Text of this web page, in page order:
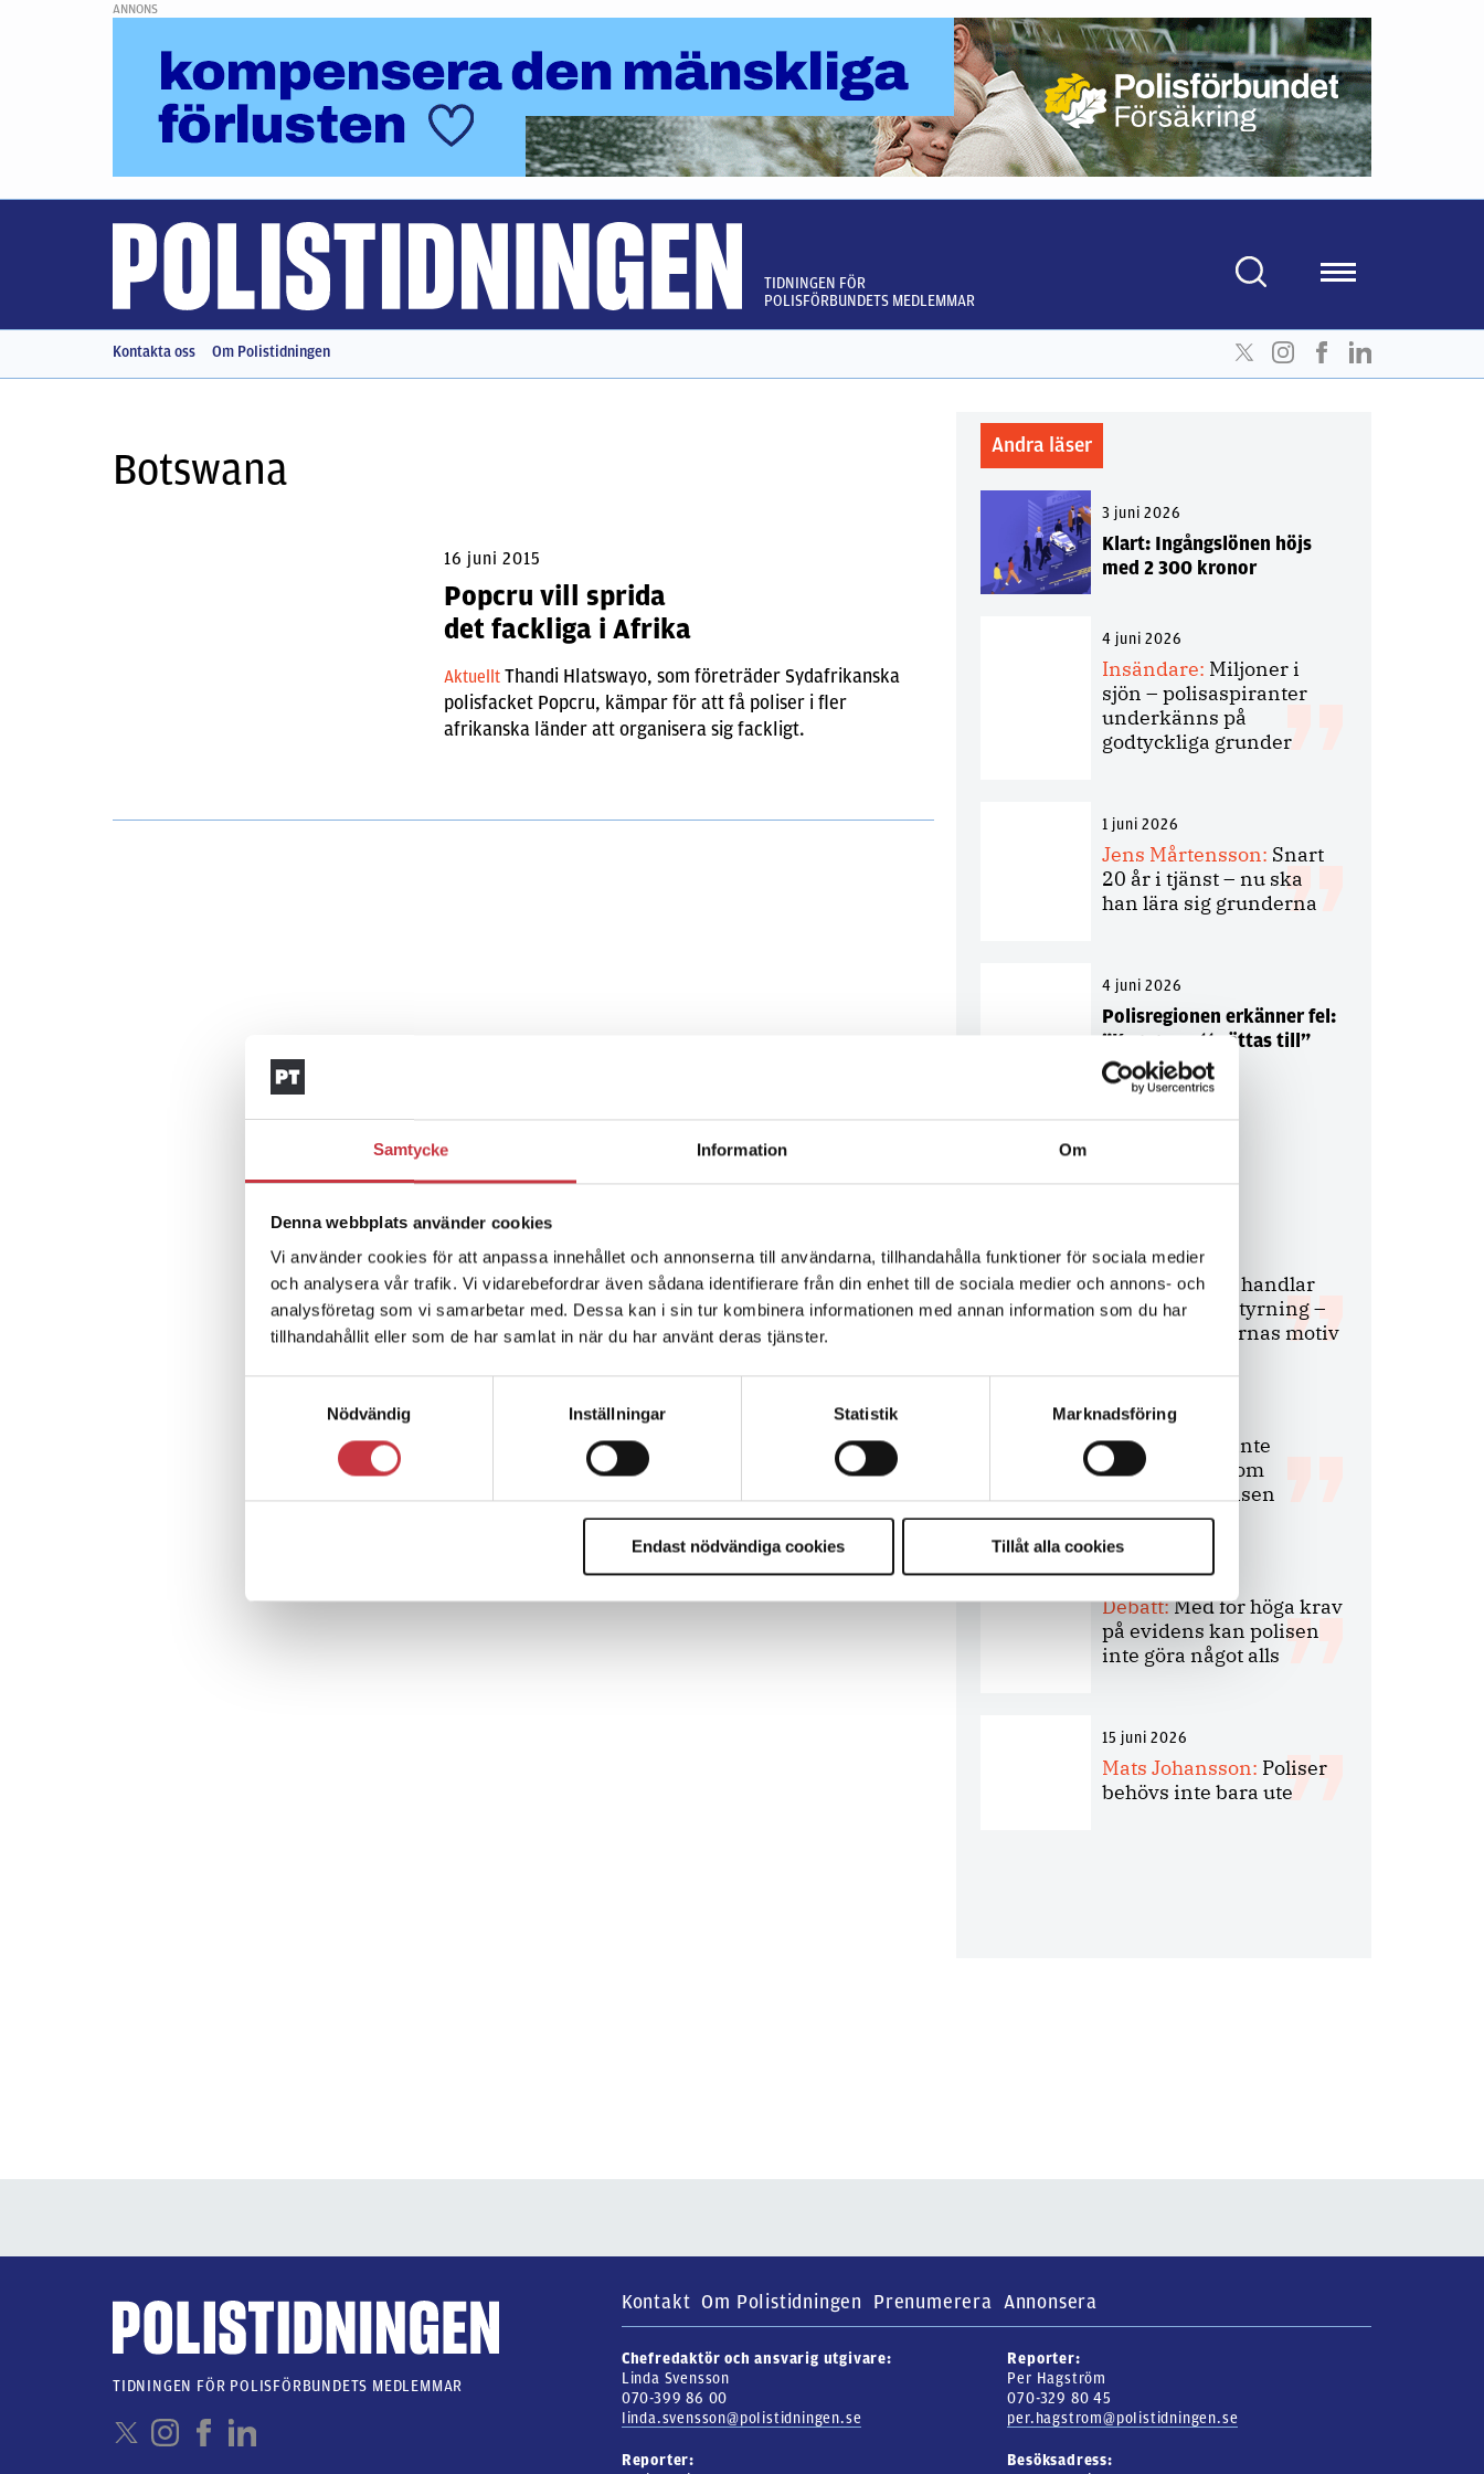
Samtycke Information Om
Denna webbplats använder cookies
Vi använder cookies för att anpassa innehållet och annonserna till användarna, tillhandahålla funktioner för sociala medier
och analysera vår trafik. Vi vidarebefordrar även sådana identifierare från din enhet till de sociala medier och annons- och
analysföretag som vi samarbetar med. Dessa kan i sin tur kombinera informationen med annan information som du har
tillhandahållit eller som de har samlat in när du har använt deras tjänster.
Nödvändig
Inställningar Statistik Marknadsföring
Endast nödvändiga cookies Tillåt alla cookies
ANNONS
TIDNINGEN FÖR
POLISFÖRBUNDETS MEDLEMMAR
Kontakta oss Om Polistidningen
Botswana
16 juni 2015
Popcru vill sprida
det fackliga i Afrika
Aktuellt Thandi Hlatswayo, som företräder Sydafrikanska
polisfacket Popcru, kämpar för att få poliser i fler
afrikanska länder att organisera sig fackligt.
Andra läser
3 juni 2026
Klart: Ingångslönen höjs
med 2 300 kronor
4 juni 2026
Insändare: Miljoner i
sjön – polisaspiranter
underkänns på
godtyckliga grunder
1 juni 2026
Jens Mårtensson: Snart
20 år i tjänst – nu ska
han lära sig grunderna
4 juni 2026
Polisregionen erkänner fel:
”Kommer att rättas till”
Debatt
9 juli 2026
Slutreplik:Det handlar
om kunskapsstyrning –
inte om forskarnas motiv
8 juli 2026
Replik:
Det är inte
evidenskrav som
bakbinder polisen
7 juli 2026
Debatt:Med för höga krav
på evidens kan polisen
inte göra något alls
15 juni 2026
Mats Johansson: Poliser
behövs inte bara ute
Kontakt Om Polistidningen Prenumerera Annonsera
Chefredaktör och ansvarig utgivare:
Linda Svensson
070-399 86 00
linda.svensson@polistidningen.se
Reporter:
Per Hagström
070-329 80 45
per.hagstrom@polistidningen.se
Reporter:
Besöksadress:
TIDNINGEN FÖR POLISFÖRBUNDETS MEDLEMMAR